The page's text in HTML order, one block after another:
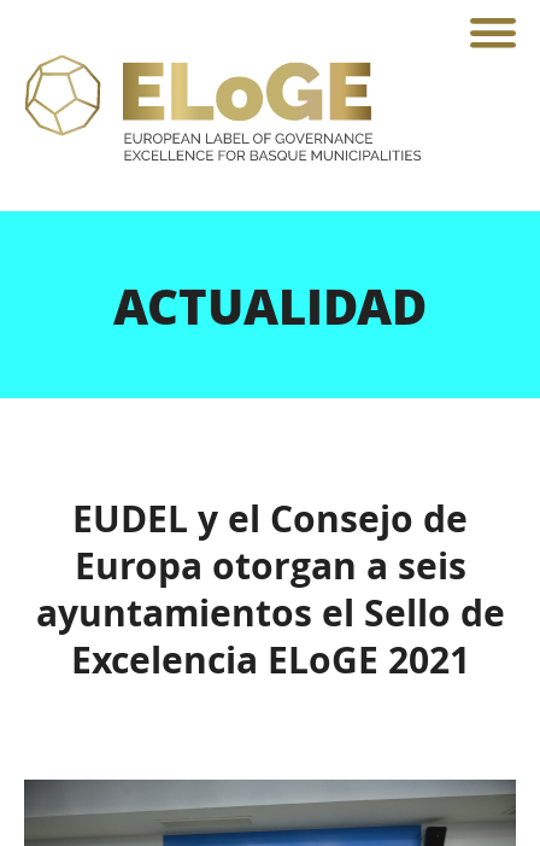
ACTUALIDAD
EUDEL y el Consejo de
Europa otorgan a seis
ayuntamientos el Sello de
Excelencia ELoGE 2021